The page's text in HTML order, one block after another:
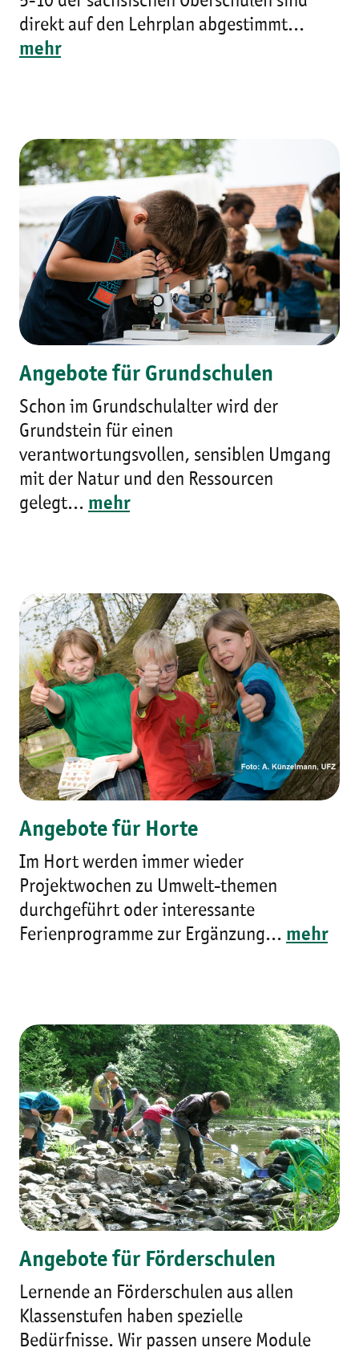
direkt auf den Lehrplan abgestimmt...
mehr
Angebote für Grundschulen
Schon im Grundschulalter wird der
Grundstein für einen
verantwortungsvollen, sensiblen Umgang
mit der Natur und den Ressourcen
gelegt... mehr
Angebote für Horte
Im Hort werden immer wieder
Projektwochen zu Umwelt-themen
durchgeführt oder interessante
Ferienprogramme zur Ergänzung... mehr
Angebote für Förderschulen
Lernende an Förderschulen aus allen
Klassenstufen haben spezielle
Bedürfnisse. Wir passen unsere Module